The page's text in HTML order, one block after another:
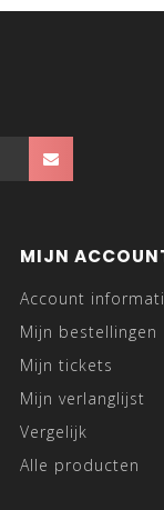
MIJN
Account
Mijn bestellingen
Mijn tickets
Mijn verlanglijst
Vergelijk
Alle producten